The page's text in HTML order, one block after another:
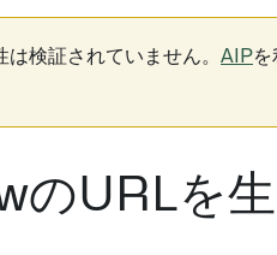
検証されていません。 AIP
のURLを